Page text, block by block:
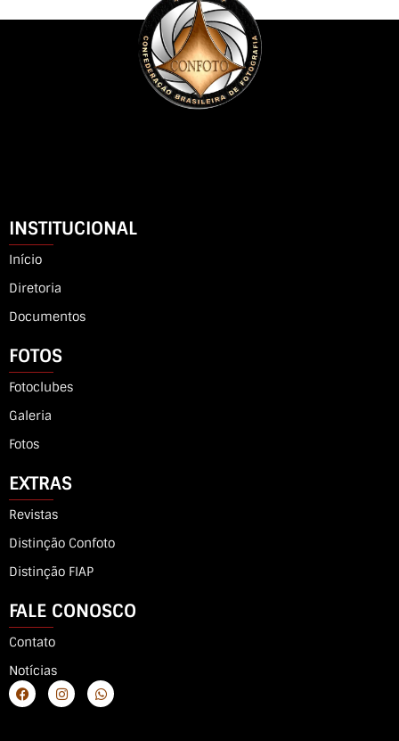
INSTITUCIONAL
Início
Diretoria
Documentos
FOTOS
Fotoclubes
Galeria
Fotos
EXTRAS
Revistas
Distinção Confoto
Distinção FIAP
FALE CONOSCO
Contato
Notícias
F
a
c
I
n
s
W
h
a